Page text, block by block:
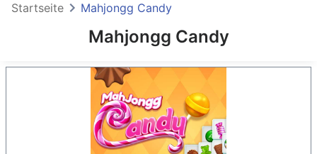
Mahjongg Candy
Startseite Mahjongg Candy